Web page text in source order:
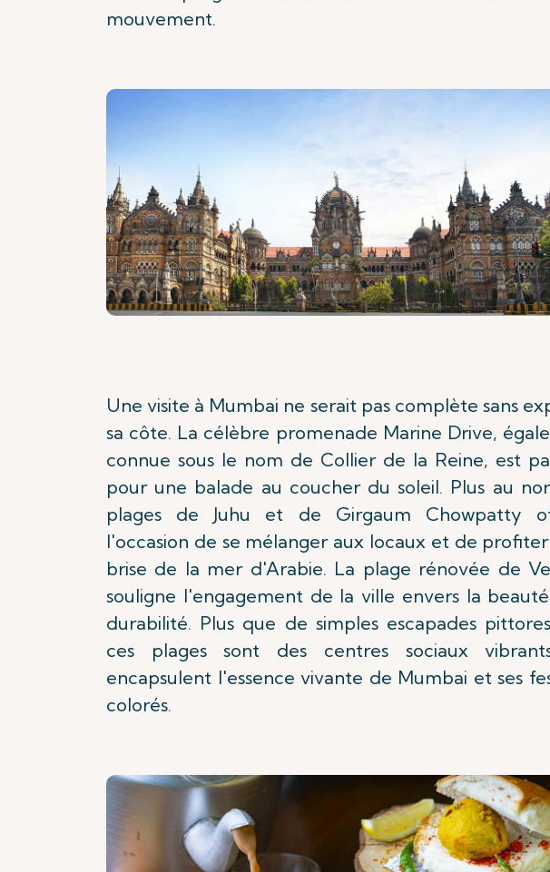
mouvement.
Une visite à Mumbai ne serait pas complète sans
sa côte. La célèbre promenade Marine Drive,
connue sous le nom de Collier de la Reine, est
pour une balade au coucher du soleil. Plus au
plages de Juhu et de Girgaum Chowpatty
l'occasion de se mélanger aux locaux et de
brise de la mer d'Arabie. La plage rénovée de
souligne l'engagement de la ville envers la
durabilité. Plus que de simples escapades
ces plages sont des centres sociaux
encapsulent l'essence vivante de Mumbai et ses
colorés.